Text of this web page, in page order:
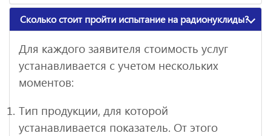
Сколько стоит пройти испытание на радионуклиды?
Для каждого заявителя стоимость услуг
устанавливается с учетом нескольких
моментов:
Тип продукции, для которой
устанавливается показатель. От этого